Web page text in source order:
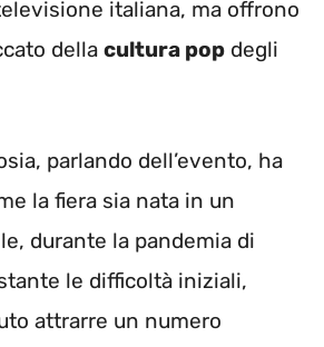
italiana, ma offrono
della cultura pop degli
parlando dell’evento, ha
la fiera sia nata in un
durante la pandemia di
le difficoltà iniziali,
attrarre un numero